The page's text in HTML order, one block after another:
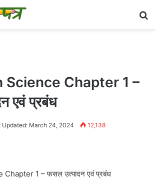
Science Chapter 1 –
एवं प्रबंध
Updated: March 24, 2024 12,138
1 – फसल उत्पादन एवं प्रबंध